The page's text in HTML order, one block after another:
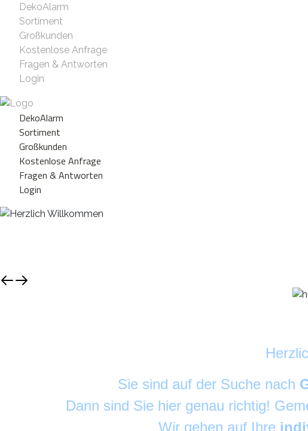
DekoAlarm
Sortiment
Großkunden
Kostenlose Anfrage
Fragen & Antworten
Login
DekoAlarm
Sortiment
Großkunden
Kostenlose Anfrage
Fragen & Antworten
Login
Sie sind auf der Suche nach
Dann sind Sie hier genau richtig!
Wir gehen auf Ihre